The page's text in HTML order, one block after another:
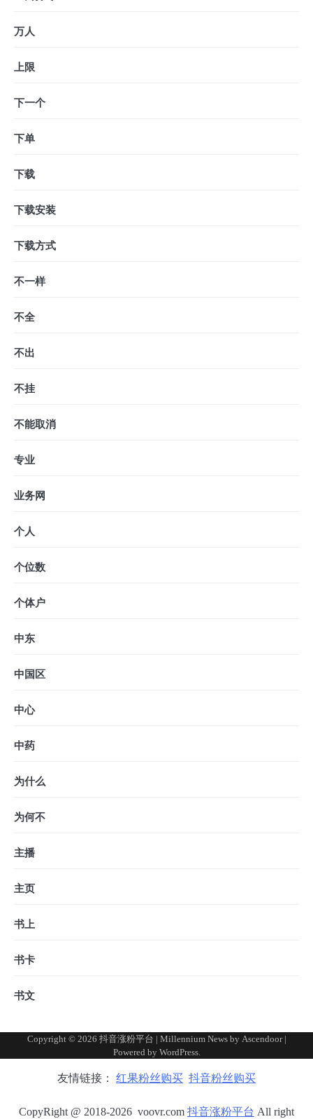
万人
上限
下一个
下单
下载
下载安装
下载方式
不一样
不全
不出
不挂
不能取消
专业
业务网
个人
个位数
个体户
中东
中国区
中心
中药
为什么
为何不
主播
主页
书上
书卡
书文
Copyright © 2026 抖音涨粉平台 | Millennium News by Ascendoor|
Powered by WordPress.
友情链接： 红果粉丝购买 抖音粉丝购买
CopyRight @ 2018-2026 voovr.com 抖音涨粉平台 All right